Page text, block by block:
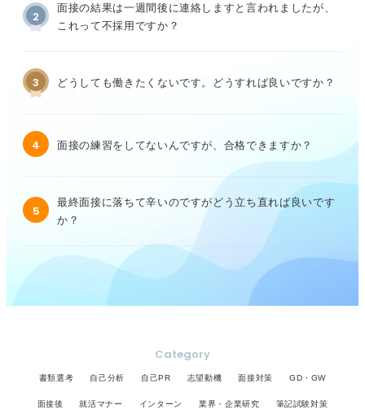
2
面接の結果は一週間後に連絡しますと言われましたが、
これって不採用ですか？
3 どうしても働きたくないです。どうすれば良いですか？
4 面接の練習をしてないんですが、合格できますか？
5
最終面接に落ちて辛いのですがどう立ち直れば良いです
か？
Category
書類選考 自己分析 自己PR 志望動機 面接対策 GD・GW
面接後 就活マナー インターン 業界・企業研究 筆記試験対策